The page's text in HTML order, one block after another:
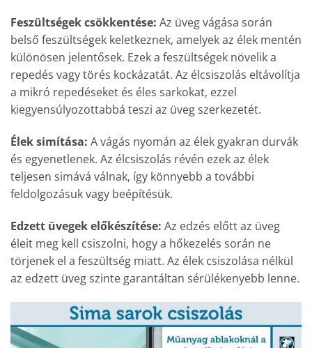
Feszültségek csökkentése: Az üveg vágása során
belső feszültségek keletkeznek, amelyek az élek mentén
különösen jelentősek. Ezek a feszültségek növelik a
repedés vagy törés kockázatát. Az élcsiszolás eltávolítja
a mikró repedéseket és éles sarkokat, ezzel
kiegyensúlyozottabbá teszi az üveg szerkezetét.
Élek simítása: A vágás nyomán az élek gyakran durvák
és egyenetlenek. Az élcsiszolás révén ezek az élek
teljesen simává válnak, így könnyebb a további
feldolgozásuk vagy beépítésük.
Edzett üvegek előkészítése: Az edzés előtt az üveg
éleit meg kell csiszolni, hogy a hőkezelés során ne
törjenek el a feszültség miatt. Az élek csiszolása nélkül
az edzett üveg szinte garantáltan sérülékenyebb lenne.